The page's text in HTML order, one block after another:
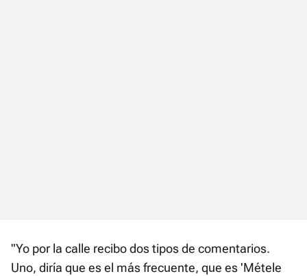
"Yo por la calle recibo dos tipos de comentarios.
Uno, diría que es el más frecuente, que es 'Métele